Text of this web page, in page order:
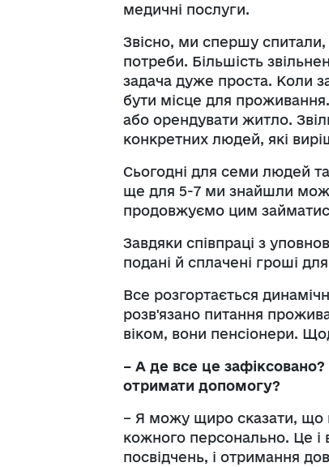
медичні послуги.
Звісно, ми спершу
потреби. Більшість
задача дуже проста. Коли
бути місце для
або орендувати житло.
конкретних людей, які
Сьогодні для семи людей
ще для 5-7 ми знайшли
продовжуємо цим
Завдяки співпраці з
подані й сплачені гроші
Все розгортається
розв'язано питання
віком, вони пенсіонери.
– А де все це
отримати допомогу?
– Я можу щиро сказати, що
кожного персонально. Це і
посвідчень, і отримання